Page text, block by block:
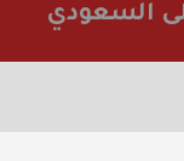
السعودي